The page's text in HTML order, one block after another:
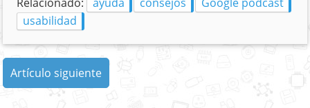
usabilidad
Artículo siguiente